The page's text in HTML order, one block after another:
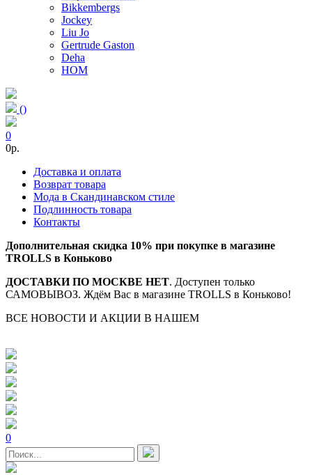
Bikkembergs
Jockey
Liu Jo
Gertrude Gaston
Deha
HOM
()
0
0p.
Доставка и оплата
Возврат товара
Мода в Скандинавском стиле
Подлинность товара
Контакты
Дополнительная скидка 10% при покупке в магазине
TROLLS в Коньково
ДОСТАВКИ ПО МОСКВЕ НЕТ. Доступен только
САМОВЫВОЗ. Ждём Вас в магазине TROLLS в Коньково!
ВСЕ НОВОСТИ И АКЦИИ В НАШЕМ
0